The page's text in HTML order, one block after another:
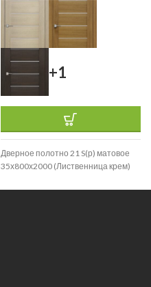
+1
Дверное полотно 21 S(р) матовое
35х800х2000 (Лиственница крем)